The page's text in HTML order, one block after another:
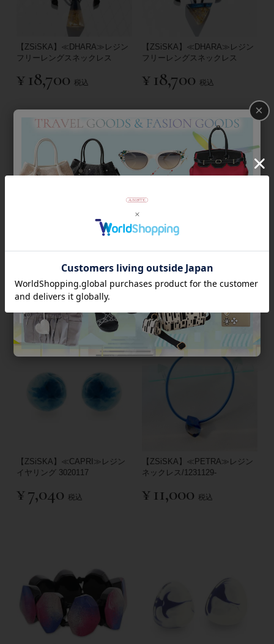
【ZSiSKA】≪DHARA≫レジン
フリーレングスネックレス
¥ 18,700 税込
【ZSiSKA】≪DHARA≫レジン
フリーレングスネックレス
¥ 18,700 税込
【ZSiSKA】≪EDEN≫レジンバ
ングル/4180014
¥16,200 税込
【ZSiSKA】≪ELIA≫レジンイ
ヤリング/3020106
¥11,000 税込
【ZSiSKA】≪CAPRI≫レジン
イヤリング 3020117
¥7,040 税込
【ZSiSKA】≪PETRA≫レジン
ネックレス/1231129-
¥ 11,000 税込
×